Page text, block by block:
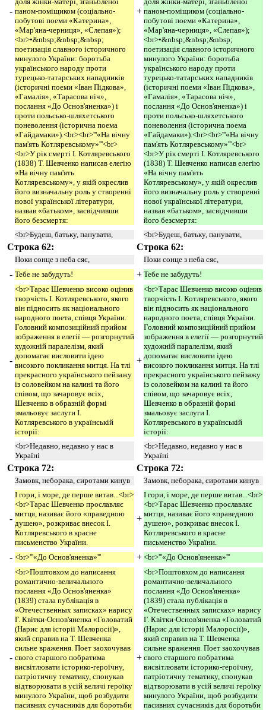
- паном-поміщиком (соціально-
побутові поеми «Катерина»,
«Мар'яна-черниця», «Слепая»);
<br>•&nbsp;&nbsp;&nbsp;
поетизація славного історичного
минулого України: боротьба
українського народу проти
турецько-татарських нападників
(історичні поеми «Іван Підкова»,
«Гамалія», «Тарасова ніч»,
послання «До Основ'яненка») і
проти польсько-шляхетського
поневолення (історична поема
«Гайдамаки»).<br><br>'''«На вічну
пам'ять Котляревському»'''<br>
<br>У рік смерті І. Котляревського
(1838) Т. Шевченко написав елегію
«На вічну пам'ять
Котляревському», у якій окреслив
його визначальну роль у створенні
нової української літератури,
назвав «батьком», засвідчивши
його безсмертя:
+ паном-поміщиком (соціально-
побутові поеми «Катерина»,
«Мар'яна-черниця», «Слепая»);
<br>•&nbsp;&nbsp;&nbsp;
поетизація славного історичного
минулого України: боротьба
українського народу проти
турецько-татарських нападників
(історичні поеми «Іван Підкова»,
«Гамалія», «Тарасова ніч»,
послання «До Основ'яненка») і
проти польсько-шляхетського
поневолення (історична поема
«Гайдамаки»).<br><br>'''«На вічну
пам'ять Котляревському»'''<br>
<br>У рік смерті І. Котляревського
(1838) Т. Шевченко написав елегію
«На вічну пам'ять
Котляревському», у якій окреслив
його визначальну роль у створенні
нової української літератури,
назвав «батьком», засвідчивши
його безсмертя:
<br>Будеш, батьку, панувати,
<br>Будеш, батьку, панувати,
Строка 62: Строка 62:
Поки сонце з неба сяє, Поки сонце з неба сяє,
- Тебе не забудуть! + Тебе не забудуть!
-
<br>Тарас Шевченко високо оцінив
творчість І. Котляревського, якого
він підносить як національного
народного поета, співця України.
Головний композиційний прийом
зображення в елегії — розгорнутий
художній паралелізм, який
допомагає висловити ідею
високого покликання митця. На тлі
прекрасного українського пейзажу
із соловейком на калині та його
співом, що зачаровує всіх,
Шевченко в образній формі
змальовує заслуги І.
Котляревського в українській
історії:
+
<br>Тарас Шевченко високо оцінив
творчість І. Котляревського, якого
він підносить як національного
народного поета, співця України.
Головний композиційний прийом
зображення в елегії — розгорнутий
художній паралелізм, який
допомагає висловити ідею
високого покликання митця. На тлі
прекрасного українського пейзажу
із соловейком на калині та його
співом, що зачаровує всіх,
Шевченко в образній формі
змальовує заслуги І.
Котляревського в українській
історії:
<br>Недавно, недавно у нас в
Україні
<br>Недавно, недавно у нас в
Україні
Строка 72: Строка 72:
Замовк, неборака, сиротами кинув Замовк, неборака, сиротами кинув
-
І гори, і море, де перше витав...<br>
<br>Тарас Шевченко прославляє
митця, називає його «праведною
душею», розкриває внесок І.
Котляревського в красне
письменство України.
+
І гори, і море, де перше витав...<br>
<br>Тарас Шевченко прославляє
митця, називає його «праведною
душею», розкриває внесок І.
Котляревського в красне
письменство України.
- <br>'''«До Основ'яненка»''' + <br>'''«До Основ'яненка»'''
-
<br>Поштовхом до написання
романтично-величального
послання «До Основ'яненка»
(1839) стала публікація в
«Отечественных записках» нарису
Г. Квітки-Основ'яненка «Головатий
(Нарис для історії Малоросії)»,
який справив на Т. Шевченка
сильне враження. Поет заохочував
свого старшого побратима
висвітлювати історико-героїчну,
патріотичну тематику, спонукав
відтворювати в усій величі героїку
минулого України, щоб розбудити
пасивних сучасників для боротьби
+
<br>Поштовхом до написання
романтично-величального
послання «До Основ'яненка»
(1839) стала публікація в
«Отечественных записках» нарису
Г. Квітки-Основ'яненка «Головатий
(Нарис для історії Малоросії)»,
який справив на Т. Шевченка
сильне враження. Поет заохочував
свого старшого побратима
висвітлювати історико-героїчну,
патріотичну тематику, спонукав
відтворювати в усій величі героїку
минулого України, щоб розбудити
пасивних сучасників для боротьби